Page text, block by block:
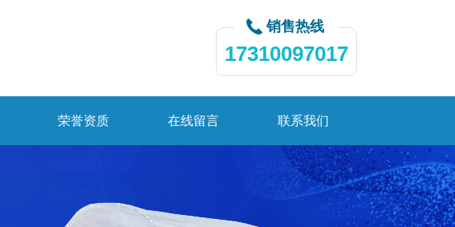
销售热线
17310097017
荣誉资质 在线留言 联系我们